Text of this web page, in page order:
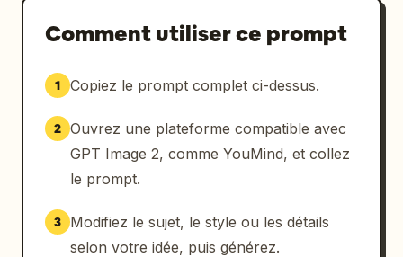
Comment utiliser ce prompt
1 Copiez le prompt complet ci-dessus.
2 Ouvrez une plateforme compatible avec
GPT Image 2, comme YouMind, et collez
le prompt.
3
Modifiez le sujet, le style ou les détails
selon votre idée, puis générez.